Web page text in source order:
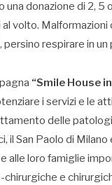
donazione di 2, 5
volto.
persino respirare in
“Smile House
i servizi e le
delle
il San Paolo di
alle loro famiglie
chirurgiche e